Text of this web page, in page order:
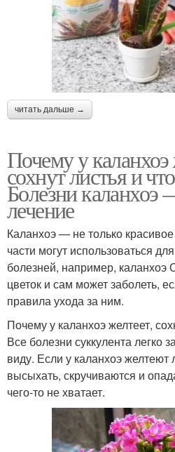
читать дальше →
Почему у
сохнут листья и
Болезни
лечение
Каланхоэ — не только
части могут использоваться
болезней, например, каланхоэ
цветок и сам может заболеть,
правила ухода за ним.
Почему у каланхоэ желтеет,
Все болезни суккулента легко
виду. Если у каланхоэ желтеют
высыхать, скручиваются и
чего-то не хватает.